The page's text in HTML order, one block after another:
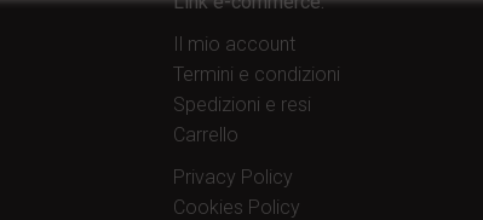
Il mio account
Termini e condizioni
Spedizioni e resi
Carrello
Privacy Policy
Cookies Policy